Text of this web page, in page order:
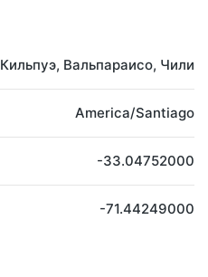
Кильпуэ, Вальпараисо, Чили
America/Santiago
-33.04752000
-71.44249000